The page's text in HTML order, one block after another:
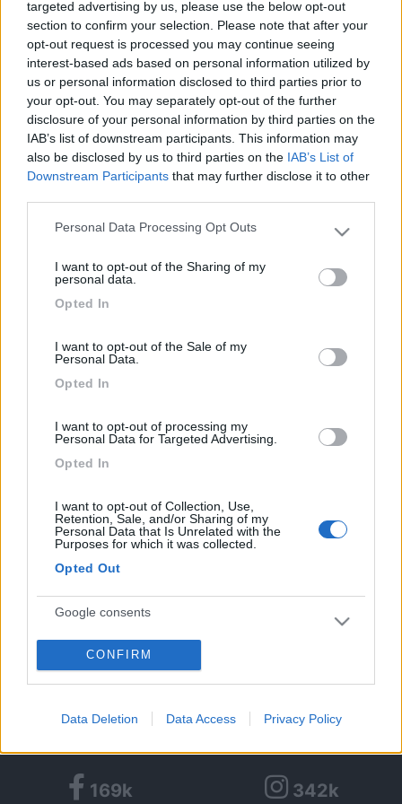
targeted advertising by us, please use the below opt-out
section to confirm your selection. Please note that after your
opt-out request is processed you may continue seeing
interest-based ads based on personal information utilized by
us or personal information disclosed to third parties prior to
your opt-out. You may separately opt-out of the further
disclosure of your personal information by third parties on the
IAB’s list of downstream participants. This information may
also be disclosed by us to third parties on the IAB’s List of
Downstream Participants that may further disclose it to other
Please note that this website/app uses one or more Google
not limited to your visit or usage behaviour. You may click to
use your data for below specified purposes in below Google
Personal Data Processing Opt Outs
I want to opt-out of the Sharing of my
personal data.
Opted In
I want to opt-out of the Sale of my
Personal Data.
Opted In
I want to opt-out of processing my
Personal Data for Targeted Advertising.
Opted In
I want to opt-out of Collection, Use,
Retention, Sale, and/or Sharing of my
Personal Data that Is Unrelated with the
Purposes for which it was collected.
Opted Out
Google consents
I want to allow Google to enable storage
CONFIRM
Data Deletion Data Access Privacy Policy
riuscissimo a fare un gruppo di camperisti ed andare \ora la
butto li\ fino in liguria \noi siamo in pr torino\ si potrebbe fare
oppure in altra localita anche montuosa va bene certo se
decidiamo il posto dobbiamo prenotare per la cena. DAI FORZA
APRIAMO STO POST CHE FACCIAMO UN CAPODANNO DA
SBALLO
vigano family
1578
In risposta al messaggio di asterix 58del 20/10/2017
scegliere che trovarsi all'ultimo minuto col cerino in mano. Stavo
pensando cosa fare a Capodanno qualcuno di voi ha delle idee? Noi
siamo io e consorte
questo e un viaggio che da anni aspettiamo di fare. negli anni
non abbiamo mai considerto di fare un viaggio senza il camper
avremmo bisogno di saperne di più anche sui costi
<
1 >
Argomenti recenti
ciao cerco compagni di viaggio ......
169k 342k